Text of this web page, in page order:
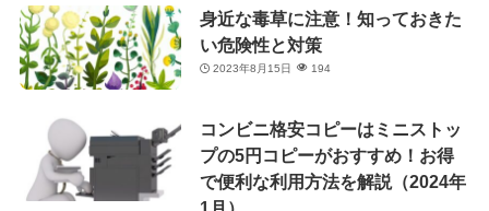
身近な毒草に注意！知っておきた
い危険性と対策
2023年8月15日 194
コンビニ格安コピーはミニストッ
プの5円コピーがおすすめ！お得
で便利な利用方法を解説（2024年